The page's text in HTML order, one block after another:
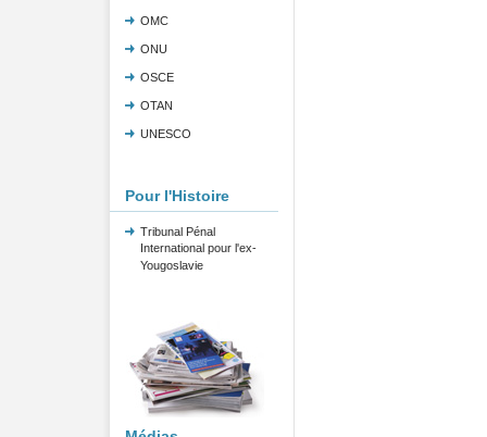
OMC
ONU
OSCE
OTAN
UNESCO
Pour l'Histoire
Tribunal Pénal
International pour l'ex-
Yougoslavie